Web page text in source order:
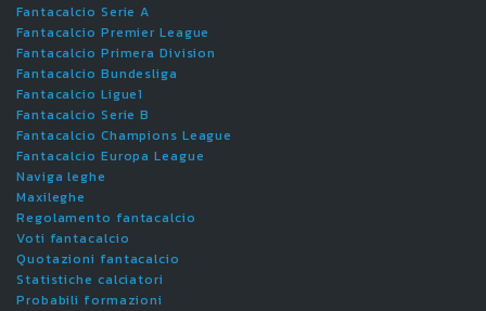
Fantacalcio Serie A
Fantacalcio Premier League
Fantacalcio Primera Division
Fantacalcio Bundesliga
Fantacalcio Ligue1
Fantacalcio Serie B
Fantacalcio Champions League
Fantacalcio Europa League
Naviga leghe
Maxileghe
Regolamento fantacalcio
Voti fantacalcio
Quotazioni fantacalcio
Statistiche calciatori
Probabili formazioni